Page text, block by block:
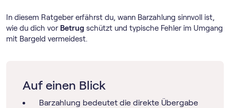
In diesem Ratgeber erfährst du, wann Barzahlung sinnvoll ist,
wie du dich vor Betrug schützt und typische Fehler im Umgang
mit Bargeld vermeidest.
Auf einen Blick
Barzahlung bedeutet die direkte Übergabe